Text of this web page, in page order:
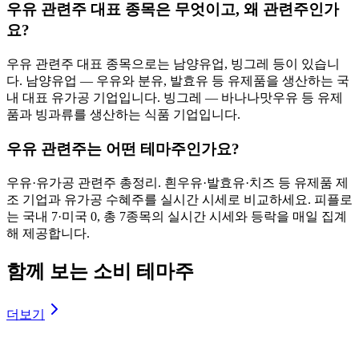
우유 관련주 대표 종목은 무엇이고, 왜 관련주인가
요?
우유 관련주 대표 종목으로는 남양유업, 빙그레 등이 있습니
다. 남양유업 — 우유와 분유, 발효유 등 유제품을 생산하는 국
내 대표 유가공 기업입니다. 빙그레 — 바나나맛우유 등 유제
품과 빙과류를 생산하는 식품 기업입니다.
우유 관련주는 어떤 테마주인가요?
우유·유가공 관련주 총정리. 흰우유·발효유·치즈 등 유제품 제
조 기업과 유가공 수혜주를 실시간 시세로 비교하세요. 피플로
는 국내 7·미국 0, 총 7종목의 실시간 시세와 등락을 매일 집계
해 제공합니다.
함께 보는 소비 테마주
더보기